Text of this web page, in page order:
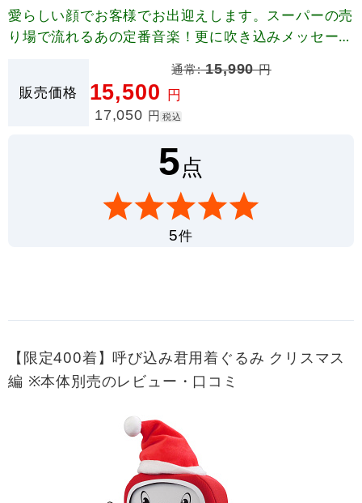
愛らしい顔でお客様でお出迎えします。スーパーの売
り場で流れるあの定番音楽！更に吹き込みメッセージ
販売価格
通常:15,990円
15,500 円
17,050 円 税込
5点
5件
【限定400着】呼び込み君用着ぐるみ クリスマス
編 ※本体別売のレビュー・口コミ